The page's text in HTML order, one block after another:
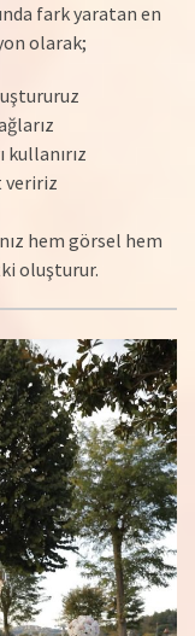
fark yaratan en
olarak;
veririz
hem görsel hem
oluşturur.